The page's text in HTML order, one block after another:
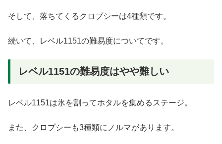
そして、落ちてくるクロプシーは4種類です。
続いて、レベル1151の難易度についてです。
レベル1151の難易度はやや難しい
レベル1151は氷を割ってホタルを集めるステージ。
また、クロプシーも3種類にノルマがあります。